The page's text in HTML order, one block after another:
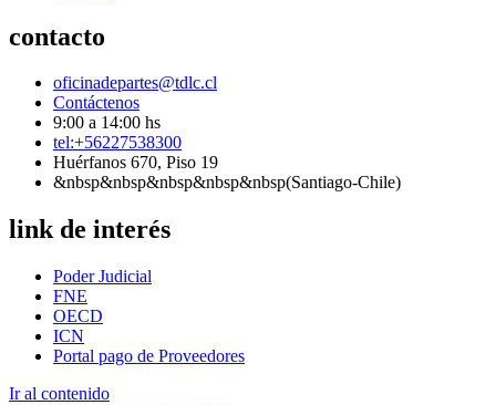
contacto
oficinadepartes@tdlc.cl
Contáctenos
9:00 a 14:00 hs
tel:+56227538300
Huérfanos 670, Piso 19
&nbsp&nbsp&nbsp&nbsp&nbsp(Santiago-Chile)
link de interés
Poder Judicial
FNE
OECD
ICN
Portal pago de Proveedores
Ir al contenido